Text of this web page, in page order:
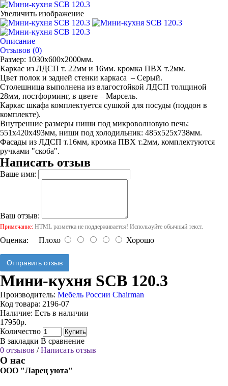
Увеличить изображение
Описание
Отзывов (0)
Размер: 1030х600х2000мм.
Каркас из ЛДСП т. 22мм и 16мм. кромка ПВХ т.2мм.
Цвет полок и задней стенки каркаса – Серый.
Столешница выполнена из влагостойкой ЛДСП толщиной
28мм, постформинг, в цвете – Марсель.
Каркас шкафа комплектуется сушкой для посуды (поддон в
комплекте).
Внутренние размеры ниши под микроволновую печь:
551х420х493мм, ниши под холодильник: 485х525х738мм.
Фасады из ЛДСП т.16мм, кромка ПВХ т.2мм, комплектуются
ручками "скоба".
Написать отзыв
Ваше имя:
Ваш отзыв:
Примечание: HTML разметка не поддерживается! Используйте обычный текст.
Оценка: Плохо Хорошо
Отправить отзыв
Мини-кухня SCB 120.3
Производитель: Мебель России Chairman
Код товара: 2196-07
Наличие: Есть в наличии
17950р.
Количество
Купить
В закладки В сравнение
0 отзывов /Написать отзыв
О нас
ООО "Ларец уюта"